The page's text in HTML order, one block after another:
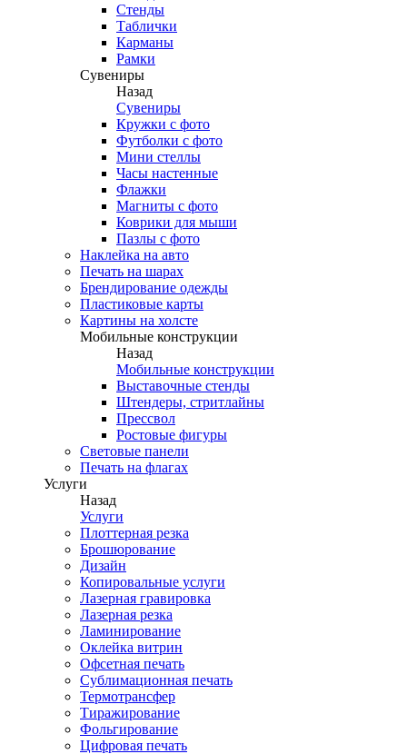
Стенды
Таблички
Карманы
Рамки
Сувениры
Назад
Сувениры
Кружки с фото
Футболки с фото
Мини стеллы
Часы настенные
Флажки
Магниты с фото
Коврики для мыши
Пазлы с фото
Наклейка на авто
Печать на шарах
Брендирование одежды
Пластиковые карты
Картины на холсте
Мобильные конструкции
Назад
Мобильные конструкции
Выставочные стенды
Штендеры, стритлайны
Прессвол
Ростовые фигуры
Световые панели
Печать на флагах
Услуги
Назад
Услуги
Плоттерная резка
Брошюрование
Дизайн
Копировальные услуги
Лазерная гравировка
Лазерная резка
Ламинирование
Оклейка витрин
Офсетная печать
Сублимационная печать
Термотрансфер
Тиражирование
Фольгирование
Цифровая печать